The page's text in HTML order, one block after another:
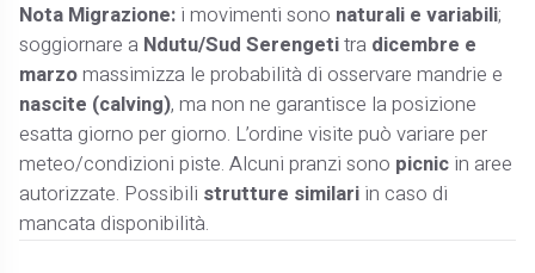
Nota Migrazione: i movimenti sono naturali e variabili;
soggiornare a Ndutu/Sud Serengetitra dicembre e
marzomassimizza le probabilità di osservare mandrie e
nascite (calving), ma non ne garantisce la posizione
esatta giorno per giorno. L’ordine visite può variare per
meteo/condizioni piste. Alcuni pranzi sono picnic in aree
autorizzate. Possibili strutture similari in caso di
mancata disponibilità.